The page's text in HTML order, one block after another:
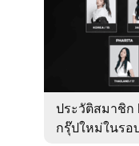
ประวัติสมาชิก
กรุ๊ปใหม่ในรอ